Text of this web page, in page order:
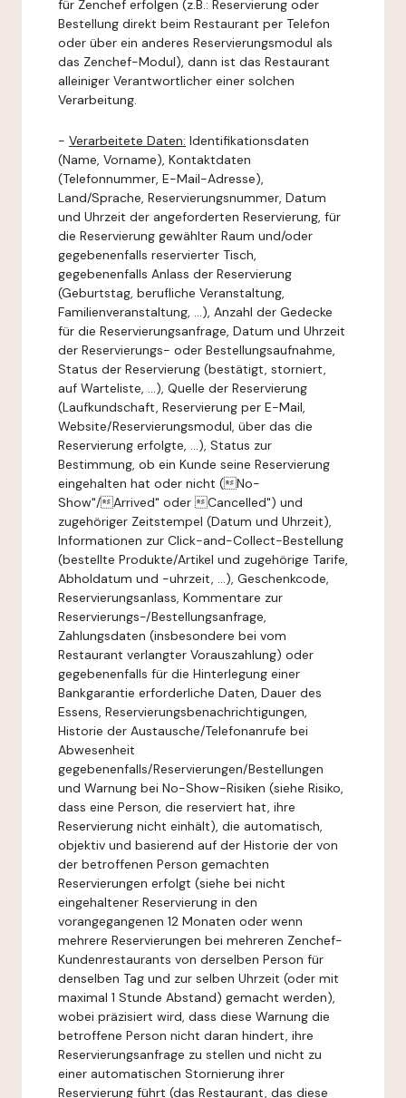
für Zenchef erfolgen (z.B.: Reservierung oder
Bestellung direkt beim Restaurant per Telefon
oder über ein anderes Reservierungsmodul als
das Zenchef-Modul), dann ist das Restaurant
alleiniger Verantwortlicher einer solchen
Verarbeitung.
- Verarbeitete Daten: Identifikationsdaten
(Name, Vorname), Kontaktdaten
(Telefonnummer, E-Mail-Adresse),
Land/Sprache, Reservierungsnummer, Datum
und Uhrzeit der angeforderten Reservierung, für
die Reservierung gewählter Raum und/oder
gegebenenfalls reservierter Tisch,
gegebenenfalls Anlass der Reservierung
(Geburtstag, berufliche Veranstaltung,
Familienveranstaltung, ...), Anzahl der Gedecke
für die Reservierungsanfrage, Datum und Uhrzeit
der Reservierungs- oder Bestellungsaufnahme,
Status der Reservierung (bestätigt, storniert,
auf Warteliste, ...), Quelle der Reservierung
(Laufkundschaft, Reservierung per E-Mail,
Website/Reservierungsmodul, über das die
Reservierung erfolgte, ...), Status zur
Bestimmung, ob ein Kunde seine Reservierung
eingehalten hat oder nicht (No-
Show"/Arrived" oder Cancelled") und
zugehöriger Zeitstempel (Datum und Uhrzeit),
Informationen zur Click-and-Collect-Bestellung
(bestellte Produkte/Artikel und zugehörige Tarife,
Abholdatum und -uhrzeit, ...), Geschenkcode,
Reservierungsanlass, Kommentare zur
Reservierungs-/Bestellungsanfrage,
Zahlungsdaten (insbesondere bei vom
Restaurant verlangter Vorauszahlung) oder
gegebenenfalls für die Hinterlegung einer
Bankgarantie erforderliche Daten, Dauer des
Essens, Reservierungsbenachrichtigungen,
Historie der Austausche/Telefonanrufe bei
Abwesenheit
gegebenenfalls/Reservierungen/Bestellungen
und Warnung bei No-Show-Risiken (siehe Risiko,
dass eine Person, die reserviert hat, ihre
Reservierung nicht einhält), die automatisch,
objektiv und basierend auf der Historie der von
der betroffenen Person gemachten
Reservierungen erfolgt (siehe bei nicht
eingehaltener Reservierung in den
vorangegangenen 12 Monaten oder wenn
mehrere Reservierungen bei mehreren Zenchef-
Kundenrestaurants von derselben Person für
denselben Tag und zur selben Uhrzeit (oder mit
maximal 1 Stunde Abstand) gemacht werden),
wobei präzisiert wird, dass diese Warnung die
betroffene Person nicht daran hindert, ihre
Reservierungsanfrage zu stellen und nicht zu
einer automatischen Stornierung ihrer
Reservierung führt (das Restaurant, das diese